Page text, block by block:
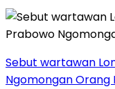
Sebut wartawan
Ngomongan Orang